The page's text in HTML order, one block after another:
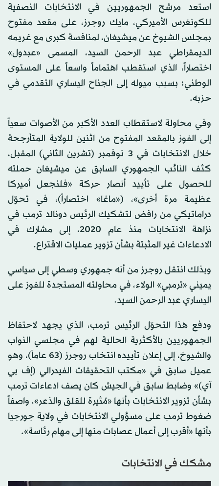
استعد مرشح الجمهوريين في الانتخابات النصفية
للكونغرس الأميركي، مايك روجرز، على مقعد مفتوح
بمجلس الشيوخ عن ميشيغان، لمنافسة كبرى مع غريمه
الديمقراطي عبد الرحمن السيد، المسمى «عبدول»
اختصاراً، الذي استقطب اهتماماً واسعاً على المستوى
الوطني؛ بسبب ميوله إلى الجناح اليساري التقدمي في
حزبه.
وفي محاولة لاستقطاب العدد الأكبر من الأصوات سعياً
إلى الفوز بالمقعد المفتوح من اثنين للولاية المتأرجحة
خلال الانتخابات في 3 نوفمبر (تشرين الثاني) المقبل،
كثف النائب الجمهوري السابق عن ميشيغان حملته
للحصول على تأييد أنصار حركة «فلنجعل أميركا
عظيمة مرة أخرى»، («ماغا» اختصاراً)، في تحوّل
دراماتيكي من رافض لتشكيك الرئيس دونالد ترمب في
نزاهة الانتخابات منذ عام 2020، إلى مشارك في
الادعاءات غير المثبتة بشأن تزوير عمليات الاقتراع.
وبذلك انتقل روجرز من أنه جمهوري وسطي إلى سياسي
يميني «ترمبي» الولاء، في محاولته المستجدة للفوز على
اليساري عبد الرحمن السيد.
ودفع هذا التحوّل الرئيس ترمب، الذي يجهد لاحتفاظ
الجمهوريين بالأكثرية الحالية لهم في مجلسي النواب
والشيوخ، إلى إعلان تأييده انتخاب روجرز (63 عاماً)، وهو
عميل سابق في «مكتب التحقيقات الفيدرالي (إف بي
آي)» وضابط سابق في الجيش كان يصف ادعاءات ترمب
بشأن تزوير الانتخابات بأنها «مُثيرة للقلق والذعر»، واصفاً
ضغوط ترمب على مسؤولي الانتخابات في ولاية جورجيا
بأنها «أقرب إلى أعمال عصابات منها إلى مهام رئاسة».
مشكك في الانتخابات